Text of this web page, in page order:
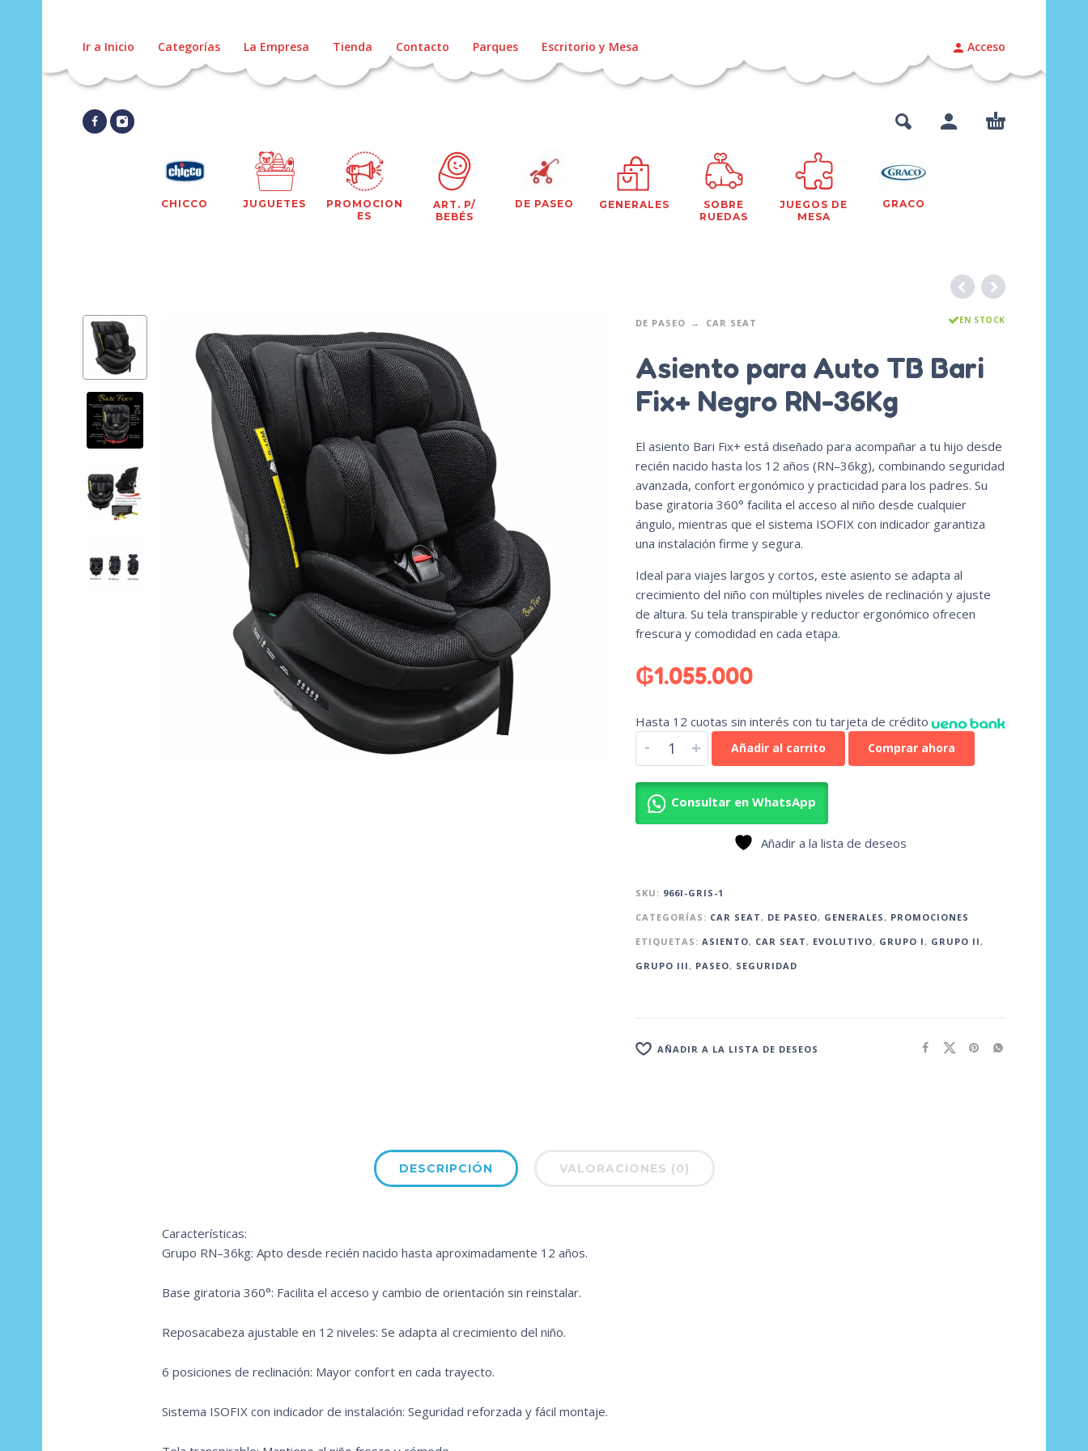
Ir a Inicio Categorías La Empresa Tienda Contacto Parques Escritorio y Mesa Acceso
CHICCO JUGUETES
PROMOCION
ES
ART. P/
BEBÉS
DE PASEO GENERALES
SOBRE
RUEDAS
JUEGOS DE
MESA
GRACO
DE PASEO CAR SEAT EN STOCK
Asiento para Auto TB Bari
Fix+ Negro RN-36Kg
El asiento Bari Fix+ está diseñado para acompañar a tu hijo desde
recién nacido hasta los 12 años (RN–36kg), combinando seguridad
avanzada, confort ergonómico y practicidad para los padres. Su
base giratoria 360° facilita el acceso al niño desde cualquier
ángulo, mientras que el sistema ISOFIX con indicador garantiza
una instalación firme y segura.
Ideal para viajes largos y cortos, este asiento se adapta al
crecimiento del niño con múltiples niveles de reclinación y ajuste
de altura. Su tela transpirable y reductor ergonómico ofrecen
frescura y comodidad en cada etapa.
₲1.055.000
Hasta 12 cuotas sin interés con tu tarjeta de crédito
- + Añadir al carrito Comprar ahora
Consultar en WhatsApp
Añadir a la lista de deseos
SKU: 966I-GRIS-1
CATEGORÍAS: CAR SEAT, DE PASEO, GENERALES, PROMOCIONES
ETIQUETAS: ASIENTO, CAR SEAT, EVOLUTIVO, GRUPO I, GRUPO II,
GRUPO III, PASEO, SEGURIDAD
AÑADIR A LA LISTA DE DESEOS
DESCRIPCIÓN VALORACIONES (0)
Características:
Grupo RN–36kg: Apto desde recién nacido hasta aproximadamente 12 años.
Base giratoria 360°: Facilita el acceso y cambio de orientación sin reinstalar.
Reposacabeza ajustable en 12 niveles: Se adapta al crecimiento del niño.
6 posiciones de reclinación: Mayor confort en cada trayecto.
Sistema ISOFIX con indicador de instalación: Seguridad reforzada y fácil montaje.